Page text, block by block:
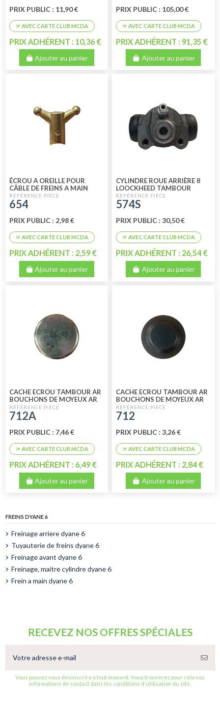
PRIX PUBLIC : 11,90 €
PRIX ADHÉRENT : 10,36 €
Ajouter au panier
PRIX PUBLIC : 105,00 €
PRIX ADHÉRENT : 91,35 €
Ajouter au panier
ÉCROU A OREILLE POUR
CÂBLE DE FREINS A MAIN
654
PRIX PUBLIC : 2,98 €
PRIX ADHÉRENT : 2,59 €
Ajouter au panier
CYLINDRE ROUE ARRIÈRE 8
LOOCKHEED TAMBOUR
MODELE DE 12/1971 AU
07/1981 HIGH QU
574S
PRIX PUBLIC : 30,50 €
PRIX ADHÉRENT : 26,54 €
Ajouter au panier
CACHE ECROU TAMBOUR AR
BOUCHONS DE MOYEUX AR
ORIGINE
712A
PRIX PUBLIC : 7,46 €
PRIX ADHÉRENT : 6,49 €
Ajouter au panier
CACHE ECROU TAMBOUR AR
BOUCHONS DE MOYEUX AR
712
PRIX PUBLIC : 3,26 €
PRIX ADHÉRENT : 2,84 €
Ajouter au panier
FREINS DYANE 6
Freinage arriere dyane 6
Tuyauterie de freins dyane 6
Freinage avant dyane 6
Freinage, maitre cylindre dyane 6
Frein a main dyane 6
RECEVEZ NOS OFFRES SPÉCIALES
Vous pouvez vous désinscrire à tout moment. Vous trouverez pour cela nos
informations de contact dans les conditions d'utilisation du site.